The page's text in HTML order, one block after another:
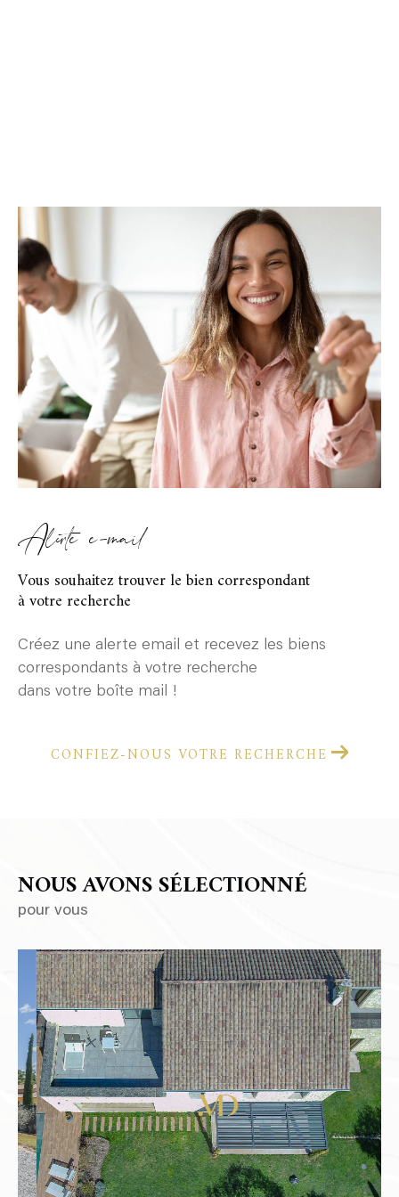
Alerte e-mail
Vous souhaitez trouver le bien correspondant
à votre recherche
Créez une alerte email et recevez les biens
correspondants à votre recherche
dans votre boîte mail !
CONFIEZ-NOUS VOTRE RECHERCHE
NOUS AVONS SÉLECTIONNÉ
pour vous